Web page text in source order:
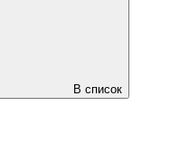
В список